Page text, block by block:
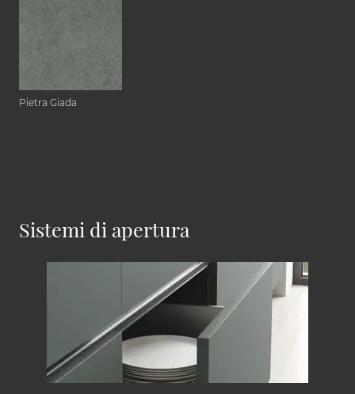
Pietra Giada
Sistemi di apertura